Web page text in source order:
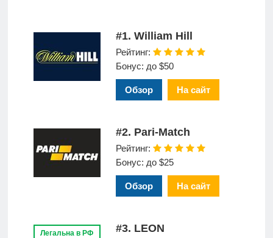
#1. William Hill
Рейтинг:
Бонус: до $50
Обзор На сайт
#2. Pari-Match
Рейтинг:
Бонус: до $25
Обзор На сайт
Легальна в РФ #3. LEON